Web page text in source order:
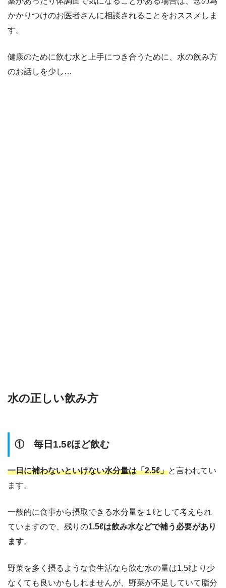
かかりつけのお医者さんに相談されることをおススメしま
す。
健康のために飲む水と上手につき合うために、水の飲み方
のお話しを少し…
水の正しい飲み方
① 毎日1.5ℓほど飲む
一日に補わないといけない水分量は「2.5ℓ」と言われてい
ます。
一般的に食事から摂取できる水分量を１ℓとして考えられ
ていますので、残りの1.5ℓは飲み水などで補う必要があり
ます。
野菜を多く摂るような食生活なら飲む水の量は1.5ℓより少
なくても良いかもしれませんが、野菜が不足していて脂分